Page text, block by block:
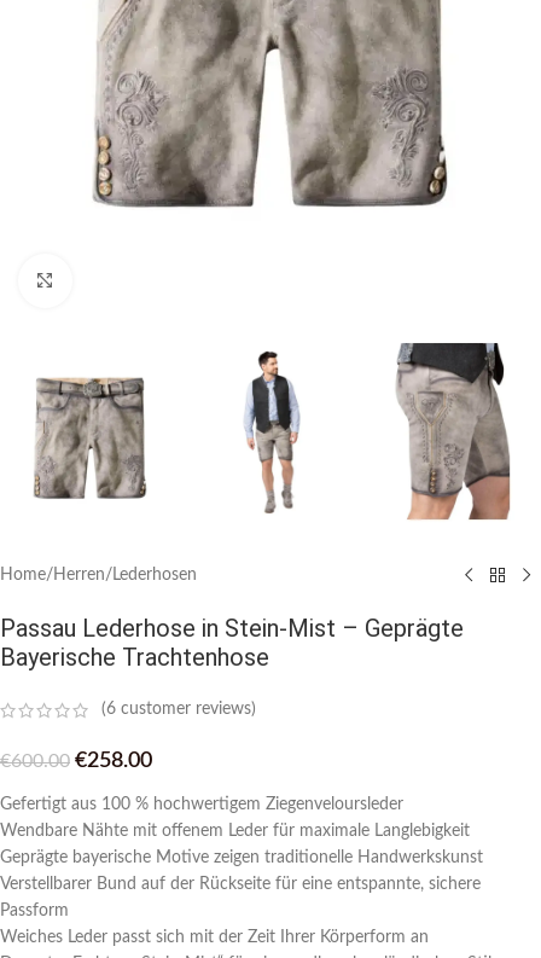
Home/ Herren/ Lederhosen
Passau Lederhose in Stein-Mist – Geprägte
Bayerische Trachtenhose
(6 customer reviews)
€600.00 €258.00
Gefertigt aus 100 % hochwertigem Ziegenveloursleder
Wendbare Nähte mit offenem Leder für maximale Langlebigkeit
Geprägte bayerische Motive zeigen traditionelle Handwerkskunst
Verstellbarer Bund auf der Rückseite für eine entspannte, sichere
Passform
Weiches Leder passt sich mit der Zeit Ihrer Körperform an